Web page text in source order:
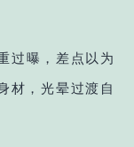
过曝，差点以为
材，光晕过渡自